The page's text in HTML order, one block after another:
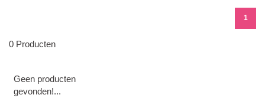
1
0 Producten
Geen producten
gevonden!...